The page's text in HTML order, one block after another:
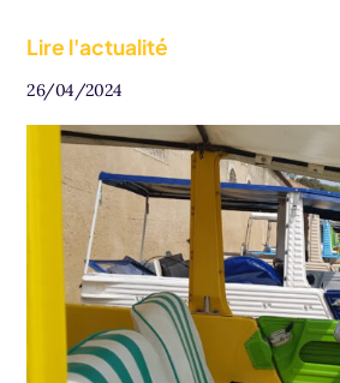
Lire l'actualité
26/04/2024